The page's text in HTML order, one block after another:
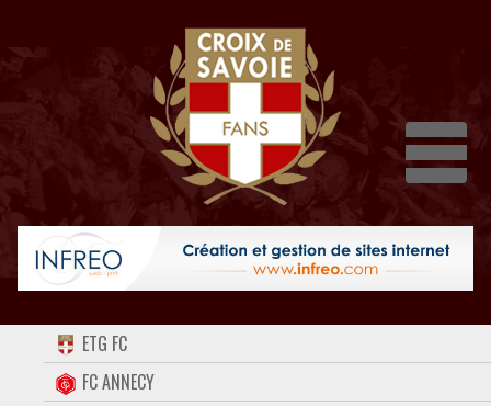
ACCUEIL
FORUM
ETG FC
FC ANNECY